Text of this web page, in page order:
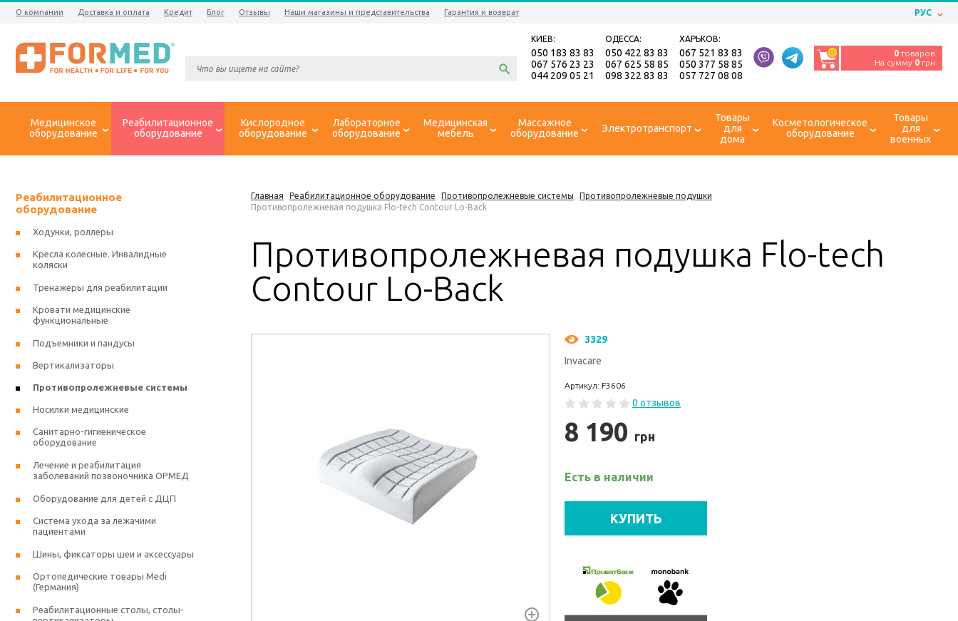
О компании Доставка и оплата Кредит Блог Отзывы Наши магазины и представительства Гарантия и возврат РУС
КИЕВ:
050 183 83 83
067 576 23 23
044 209 05 21
ОДЕССА:
050 422 83 83
067 625 58 85
098 322 83 83
ХАРЬКОВ:
067 521 83 83
050 377 58 85
057 727 08 08
0 0 товаров
На сумму 0 грн
Медицинское
оборудование
Реабилитационное
оборудование
Кислородное
оборудование
Лабораторное
оборудование
Медицинская
мебель
Массажное
оборудование
Электротранспорт
Товары
для
дома
Косметологическое
оборудование
Товары
для
военных
Главная Реабилитационное оборудование Противопролежневые системы
Противопролежневые подушки
Противопролежневая подушка Flo-tech Contour Lo-Back
Противопролежневая подушка Flo-tech
Contour Lo-Back
3329
Invacare
Артикул: F3606
0 отзывов
8 190 грн
Есть в наличии
КУПИТЬ
Реабилитационное
оборудование
Ходунки, роллеры
Кресла колесные. Инвалидные
коляски
Тренажеры для реабилитации
Кровати медицинские
функциональные
Подъемники и пандусы
Вертикализаторы
Противопролежневые системы
Носилки медицинские
Санитарно-гигиеническое
оборудование
Лечение и реабилитация
заболеваний позвоночника ОРМЕД
Оборудование для детей с ДЦП
Система ухода за лежачими
пациентами
Шины, фиксаторы шеи и аксессуары
Ортопедические товары Medi
(Германия)
Реабилитационные столы, столы-